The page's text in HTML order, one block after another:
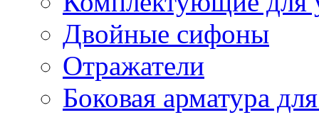
Двойные сифоны
Отражатели
Боковая арматура